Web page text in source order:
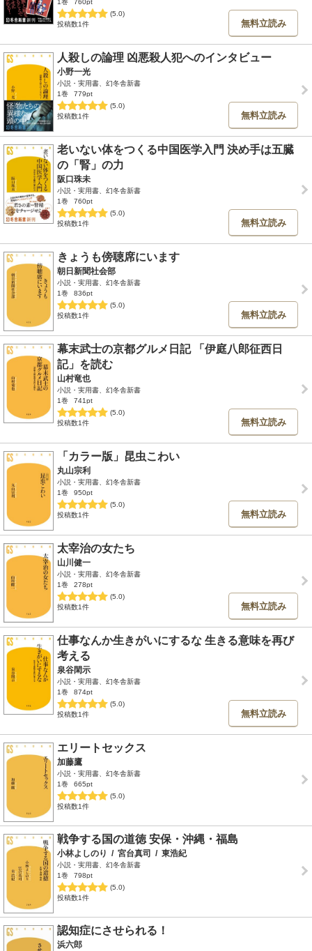
1巻
760pt
(5.0)
投稿数1件
無料立読み
人殺しの論理 凶悪殺人犯へのインタビュー
小野一光
小説・実用書、幻冬舎新書
1巻
779pt
(5.0)
投稿数1件
無料立読み
老いない体をつくる中国医学入門 決め手は五臓
の「腎」の力
阪口珠未
小説・実用書、幻冬舎新書
1巻
760pt
(5.0)
投稿数1件
無料立読み
きょうも傍聴席にいます
朝日新聞社会部
小説・実用書、幻冬舎新書
1巻
836pt
(5.0)
投稿数1件
無料立読み
幕末武士の京都グルメ日記 「伊庭八郎征西日
記」を読む
山村竜也
小説・実用書、幻冬舎新書
1巻
741pt
(5.0)
投稿数1件
無料立読み
「カラー版」昆虫こわい
丸山宗利
小説・実用書、幻冬舎新書
1巻
950pt
(5.0)
投稿数1件
無料立読み
太宰治の女たち
山川健一
小説・実用書、幻冬舎新書
1巻
278pt
(5.0)
投稿数1件
無料立読み
仕事なんか生きがいにするな 生きる意味を再び
考える
泉谷閑示
小説・実用書、幻冬舎新書
1巻
874pt
(5.0)
投稿数1件
無料立読み
エリートセックス
加藤鷹
小説・実用書、幻冬舎新書
1巻
665pt
(5.0)
投稿数1件
戦争する国の道徳 安保・沖縄・福島
小林よしのり / 宮台真司 / 東浩紀
小説・実用書、幻冬舎新書
1巻
798pt
(5.0)
投稿数1件
認知症にさせられる！
浜六郎